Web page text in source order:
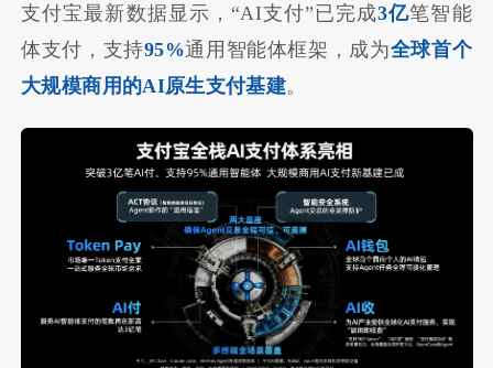
支付宝最新数据显示，“AI支付”已完成3亿笔智能
体支付，支持95%通用智能体框架，成为全球首个
大规模商用的AI原生支付基建。